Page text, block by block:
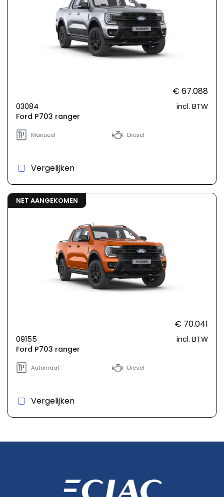
€ 67.088
03084
incl. BTW
Ford P703 ranger
Manueel Diesel
Vergelijken
NET AANGEKOMEN
€ 70.041
09155
incl. BTW
Ford P703 ranger
Automaat Diesel
Vergelijken